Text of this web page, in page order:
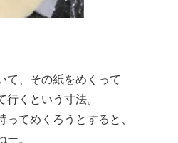
て、その紙をめくって
くという寸法。
てめくろうとすると、
。